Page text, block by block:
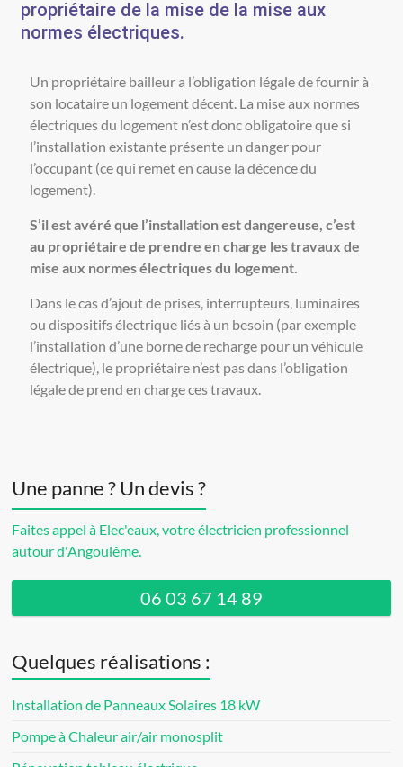
propriétaire de la mise de la mise aux
normes électriques.
Un propriétaire bailleur a l’obligation légale de fournir à
son locataire un logement décent. La mise aux normes
électriques du logement n’est donc obligatoire que si
l’installation existante présente un danger pour
l’occupant (ce qui remet en cause la décence du
logement).
S’il est avéré que l’installation est dangereuse, c’est
au propriétaire de prendre en charge les travaux de
mise aux normes électriques du logement.
Dans le cas d’ajout de prises, interrupteurs, luminaires
ou dispositifs électrique liés à un besoin (par exemple
l’installation d’une borne de recharge pour un véhicule
électrique), le propriétaire n’est pas dans l’obligation
légale de prend en charge ces travaux.
Une panne ? Un devis ?
Faites appel à Elec'eaux, votre électricien professionnel
autour d'Angoulême.
06 03 67 14 89
Quelques réalisations :
Installation de Panneaux Solaires 18 kW
Pompe à Chaleur air/air monosplit